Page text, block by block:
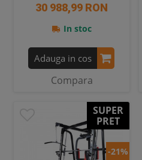
30 988,99 RON
In stoc
Adauga in cos
Compara
SUPER
PRET
-21%